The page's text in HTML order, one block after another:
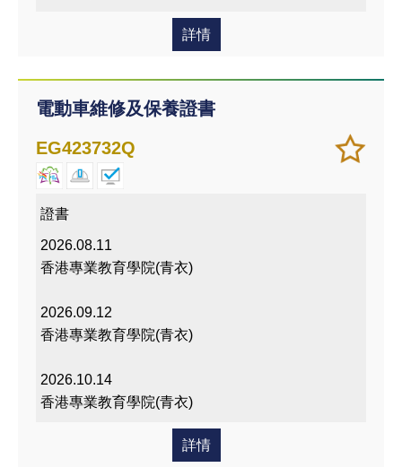
詳情
電動車維修及保養證書
加
入/
儲存
課程
EG423732Q
證書
2026.08.11
香港專業教育學院(青衣)
2026.09.12
香港專業教育學院(青衣)
2026.10.14
香港專業教育學院(青衣)
詳情